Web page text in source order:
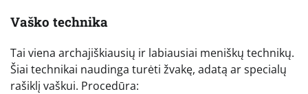
Vaško technika
Tai viena archajiškiausių ir labiausiai meniškų technikų.
Šiai technikai naudinga turėti žvakę, adatą ar specialų
rašiklį vaškui. Procedūra: